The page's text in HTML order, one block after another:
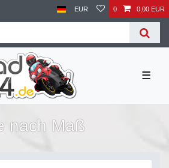
EUR 0 0,00 EUR
☰
nach Maß